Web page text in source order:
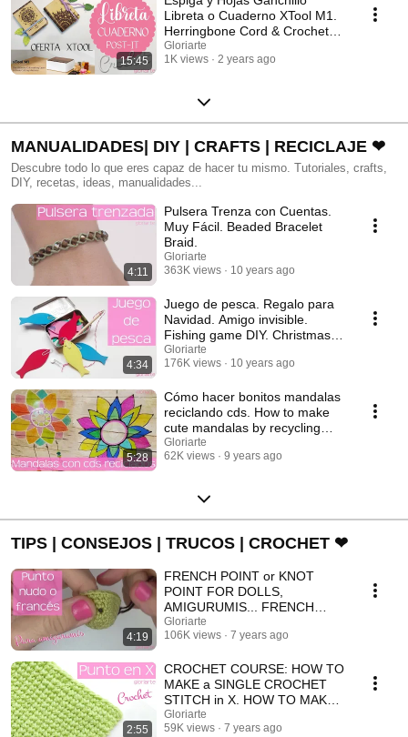
15:45
Libreta o Cuaderno XTool M1.
Herringbone Cord & Crochet
Leaves for Notebook
Gloriarte
1K views
2 years ago
MANUALIDADES| DIY | CRAFTS | RECICLAJE ❤
Descubre todo lo que eres capaz de hacer tu mismo. Tutoriales, crafts,
DIY, recetas, ideas, manualidades...
4:11
Pulsera Trenza con Cuentas.
Muy Fácil. Beaded Bracelet
Braid.
Gloriarte
363K views
10 years ago
4:34
Juego de pesca. Regalo para
Navidad. Amigo invisible.
Fishing game DIY. Christmas
gift.
Gloriarte
176K views
10 years ago
5:28
Cómo hacer bonitos mandalas
reciclando cds. How to make
cute mandalas by recycling
cds.
Gloriarte
62K views
9 years ago
TIPS | CONSEJOS | TRUCOS | CROCHET ❤
4:19
FRENCH POINT or KNOT
POINT FOR DOLLS,
AMIGURUMIS... FRENCH
POINT or KNOT POINT.
Gloriarte
106K views
7 years ago
2:55
CROCHET COURSE: HOW TO
MAKE a SINGLE CROCHET
STITCH in X. HOW TO MAKE a
SINGLE CROCHET STITCH in
X.
Gloriarte
59K views
7 years ago